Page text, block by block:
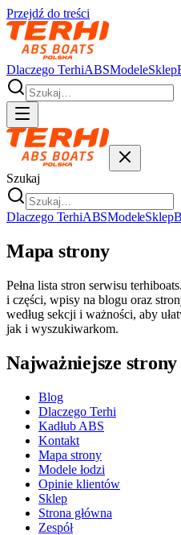
Przejdź do treści
Dlaczego TerhiABSModeleSklep
Szukaj
Dlaczego TerhiABSModeleSklep
Mapa strony
Pełna lista stron serwisu
i części, wpisy na blogu oraz
według sekcji i ważności, aby
jak i wyszukiwarkom.
Najważniejsze strony
Blog
Dlaczego Terhi
Kadłub ABS
Kontakt
Mapa strony
Modele łodzi
Opinie klientów
Sklep
Strona główna
Zespół